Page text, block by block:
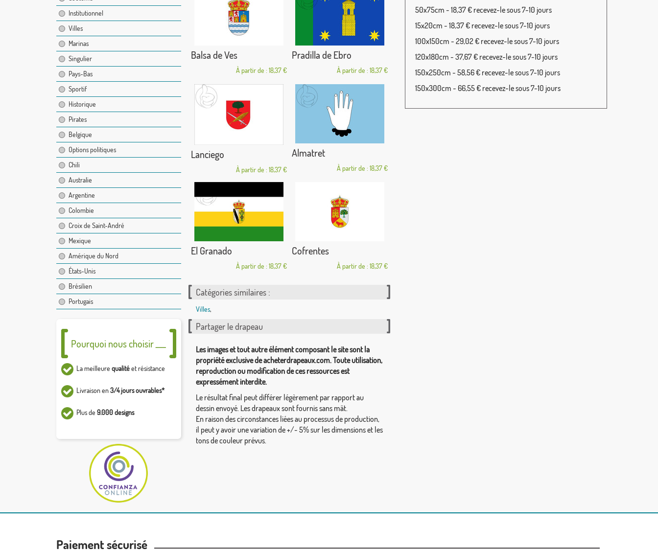
Institutionnel
Villes
Marinas
Singulier
Pays-Bas
Sportif
Historique
Pirates
Belgique
Options politiques
Chili
Australie
Argentine
Colombie
Croix de Saint-André
Mexique
Amérique du Nord
États-Unis
Brésilien
Portugais
Pourquoi nous choisir ___
La meilleure qualitéet résistance
Livraison en3/4 jours ouvrables*
Plus de 9.000 designs
Balsa de Ves
À partir de : 18,37 €
Pradilla de Ebro
À partir de : 18,37 €
Lanciego
À partir de : 18,37 €
Almatret
À partir de : 18,37 €
El Granado
À partir de : 18,37 €
Cofrentes
À partir de : 18,37 €
Catégories similaires :
Villes,
Partager le drapeau
Les images et tout autre élément composant le site sont la
propriété exclusive de acheterdrapeaux.com. Toute utilisation,
reproduction ou modification de ces ressources est
expressément interdite.
Le résultat final peut différer légèrement par rapport au
dessin envoyé. Les drapeaux sont fournis sans mât.
En raison des circonstances liées au processus de production,
il peut y avoir une variation de +/- 5% sur les dimensions et les
tons de couleur prévus.
50x75cm - 18,37 € recevez-le sous 7-10 jours
15x20cm - 18,37 € recevez-le sous 7-10 jours
100x150cm - 29,02 € recevez-le sous 7-10 jours
120x180cm - 37,67 € recevez-le sous 7-10 jours
150x250cm - 58,56 € recevez-le sous 7-10 jours
150x300cm - 66,55 € recevez-le sous 7-10 jours
Paiement sécurisé